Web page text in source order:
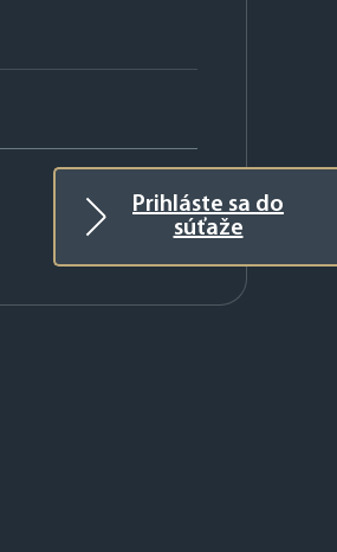
Prihláste sa do
súťaže